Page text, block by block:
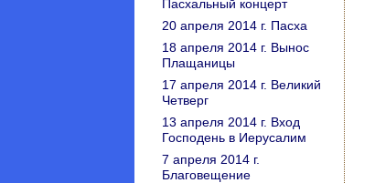
Пасхальный концерт
20 апреля 2014 г. Пасха
18 апреля 2014 г. Вынос
Плащаницы
17 апреля 2014 г. Великий
Четверг
13 апреля 2014 г. Вход
Господень в Иерусалим
7 апреля 2014 г.
Благовещение